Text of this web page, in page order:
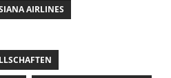
AIRLINES